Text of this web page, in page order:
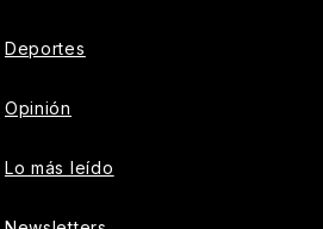
Deportes
Opinión
Lo más leído